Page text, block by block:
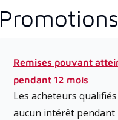
Remises pouvant
pendant 12 mois
Les acheteurs
aucun intérêt pendant